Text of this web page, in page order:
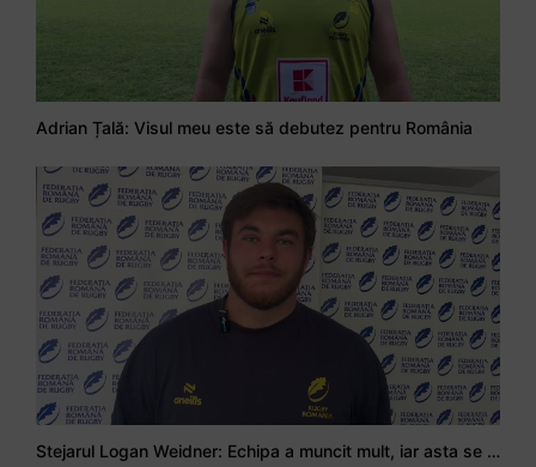
Adrian Țală: Visul meu este să debutez pentru România
Stejarul Logan Weidner: Echipa a muncit mult, iar asta se va vedea în meciurile de la Nations Cup